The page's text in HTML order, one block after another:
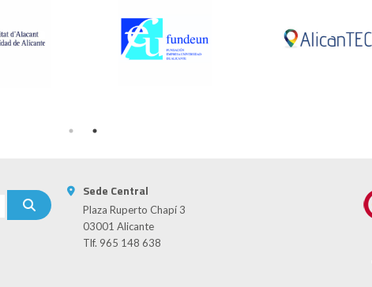
Sede Central
Plaza Ruperto Chapí 3
03001 Alicante
Tlf. 965 148 638